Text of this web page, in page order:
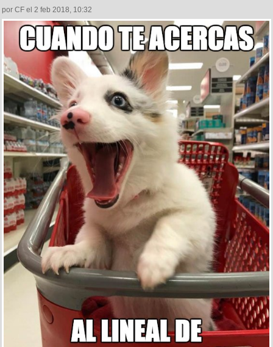
por CF el 2 feb 2018, 10:32